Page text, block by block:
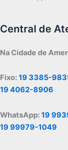
Central de
Na Cidade de
Fixo:19 3385-
19 4062-8906
WhatsApp:19
19 99979-1049